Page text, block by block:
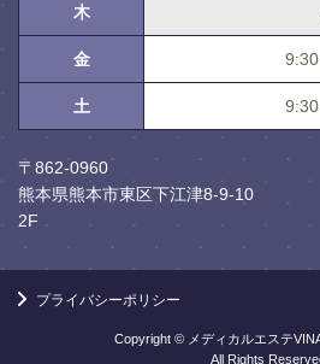
木
金
土
〒862-0960
熊本県熊本市東区下江津8-9-10
2F
プライバシーポリシー
Copyright © メディカルエステ
All Rights